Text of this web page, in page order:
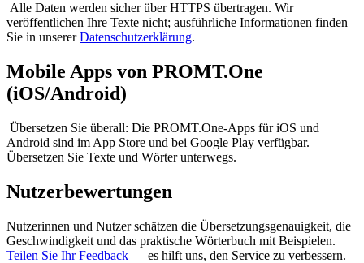
Alle Daten werden sicher über HTTPS übertragen. Wir
veröffentlichen Ihre Texte nicht; ausführliche Informationen finden
Sie in unsererDatenschutzerklärung.
Mobile Apps von PROMT.One
(iOS/Android)
Übersetzen Sie überall: Die PROMT.One-Apps für iOS und
Android sind im App Store und bei Google Play verfügbar.
Übersetzen Sie Texte und Wörter unterwegs.
Nutzerbewertungen
Nutzerinnen und Nutzer schätzen die Übersetzungsgenauigkeit, die
Geschwindigkeit und das praktische Wörterbuch mit Beispielen.
Teilen Sie Ihr Feedback — es hilft uns, den Service zu verbessern.